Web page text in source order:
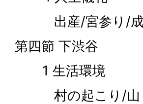
出産/宮参り/成
第四節 下渋谷
1 生活環境
村の起こり/山・